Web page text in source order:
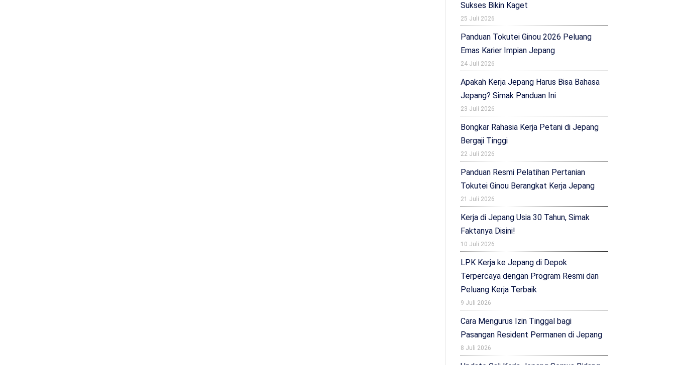
Sukses Bikin Kaget
25 Juli 2026
Panduan Tokutei Ginou 2026 Peluang
Emas Karier Impian Jepang
24 Juli 2026
Apakah Kerja Jepang Harus Bisa Bahasa
Jepang? Simak Panduan Ini
23 Juli 2026
Bongkar Rahasia Kerja Petani di Jepang
Bergaji Tinggi
22 Juli 2026
Panduan Resmi Pelatihan Pertanian
Tokutei Ginou Berangkat Kerja Jepang
21 Juli 2026
Kerja di Jepang Usia 30 Tahun, Simak
Faktanya Disini!
10 Juli 2026
LPK Kerja ke Jepang di Depok
Terpercaya dengan Program Resmi dan
Peluang Kerja Terbaik
9 Juli 2026
Cara Mengurus Izin Tinggal bagi
Pasangan Resident Permanen di Jepang
8 Juli 2026